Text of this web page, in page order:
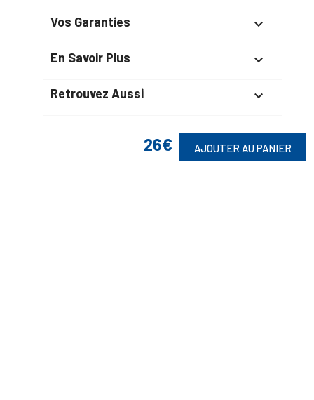
26€ AJOUTER AU PANIER
Vos Garanties 
En Savoir Plus 
Retrouvez Aussi 